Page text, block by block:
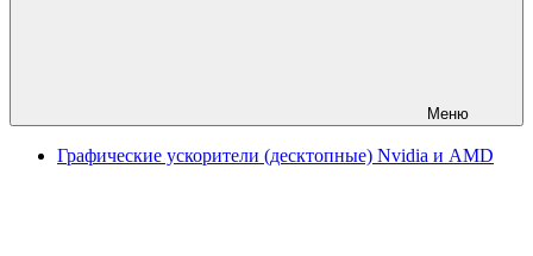
Меню
Графические ускорители (десктопные) Nvidia и AMD